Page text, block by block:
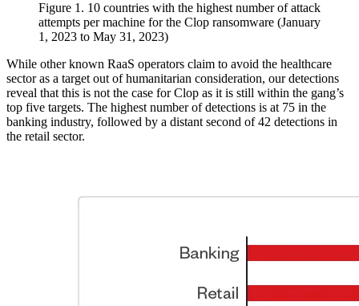
Figure 1. 10 countries with the highest number of attack
attempts per machine for the Clop ransomware (January
1, 2023 to May 31, 2023)
While other known RaaS operators claim to avoid the healthcare
sector as a target out of humanitarian consideration, our detections
reveal that this is not the case for Clop as it is still within the gang’s
top five targets. The highest number of detections is at 75 in the
banking industry, followed by a distant second of 42 detections in
the retail sector.